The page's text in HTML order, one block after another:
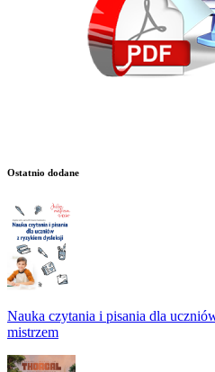
Ostatnio dodane
Nauka czytania i pisania dla
mistrzem